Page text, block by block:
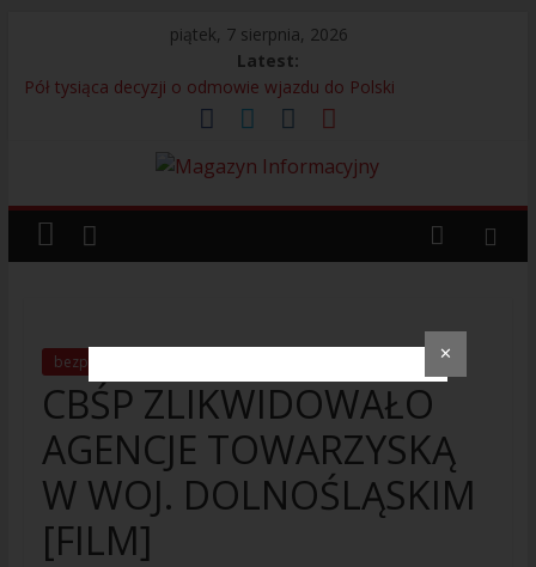
piątek, 7 sierpnia, 2026
Latest:
Pół tysiąca decyzji o odmowie wjazdu do Polski
Bagaż bez właściciela przyczyną interwencji na lotnisku
Legia Warszawa i adidas prezentują nową koszulkę
Próbowali uniknąć odpowiedzialności – 280 osób
zatrzymanych przez Straż Graniczną
bezpieczeństwo
CBŚP ZLIKWIDOWAŁO
AGENCJE TOWARZYSKĄ
W WOJ. DOLNOŚLĄSKIM
[FILM]
✕